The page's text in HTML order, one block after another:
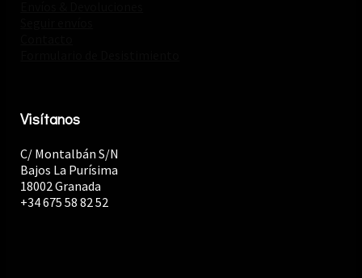
Visítanos
C/ Montalbán S/N
Bajos La Purísima
18002 Granada
+34 675 58 82 52